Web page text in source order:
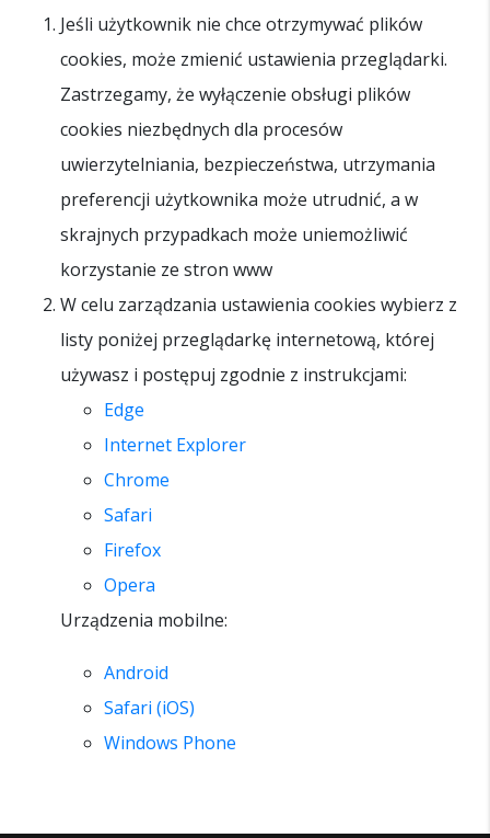
Jeśli użytkownik nie chce otrzymywać plików
cookies, może zmienić ustawienia przeglądarki.
Zastrzegamy, że wyłączenie obsługi plików
cookies niezbędnych dla procesów
uwierzytelniania, bezpieczeństwa, utrzymania
preferencji użytkownika może utrudnić, a w
skrajnych przypadkach może uniemożliwić
korzystanie ze stron www
W celu zarządzania ustawienia cookies wybierz z
listy poniżej przeglądarkę internetową, której
używasz i postępuj zgodnie z instrukcjami:
Edge
Internet Explorer
Chrome
Safari
Firefox
Opera
Urządzenia mobilne:
Android
Safari (iOS)
Windows Phone